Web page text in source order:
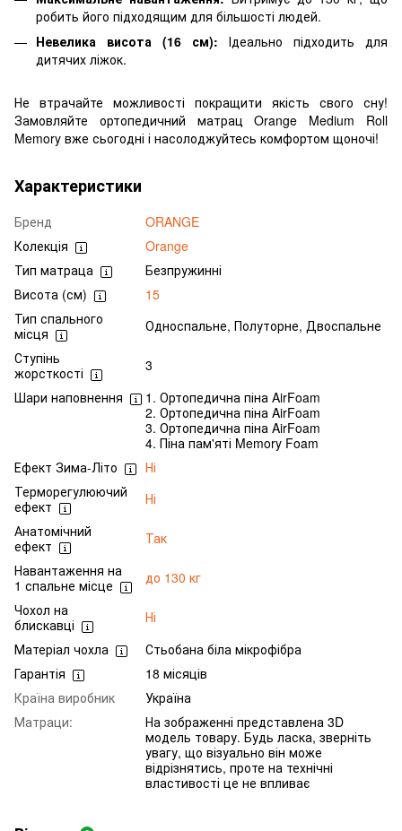
робить його підходящим для більшості людей.
Невелика висота (16 см): Ідеально підходить для
дитячих ліжок.
Не втрачайте можливості покращити якість свого сну!
Замовляйте ортопедичний матрац Orange Medium Roll
Memory вже сьогодні і насолоджуйтесь комфортом щоночі!
Характеристики
Бренд
ORANGE
Колекція
Orange
Тип матраца
Безпружинні
Висота (см)
15
Тип спального
місця
Односпальне, Полуторне, Двоспальне
Ступінь
жорсткості
3
Шари наповнення
1. Ортопедична піна AirFoam
2. Ортопедична піна AirFoam
3. Ортопедична піна AirFoam
4. Піна пам'яті Memory Foam
Ефект Зима-Літо
Ні
Терморегулюючий
ефект
Ні
Анатомічний
ефект
Так
Навантаження на
1 спальне місце
до 130 кг
Чохол на
блискавці
Ні
Матеріал чохла
Стьобана біла мікрофібра
Гарантія
18 місяців
Країна виробник
Україна
Матраци:
На зображенні представлена 3D
модель товару. Будь ласка, зверніть
увагу, що візуально він може
відрізнятись, проте на технічні
властивості це не впливає